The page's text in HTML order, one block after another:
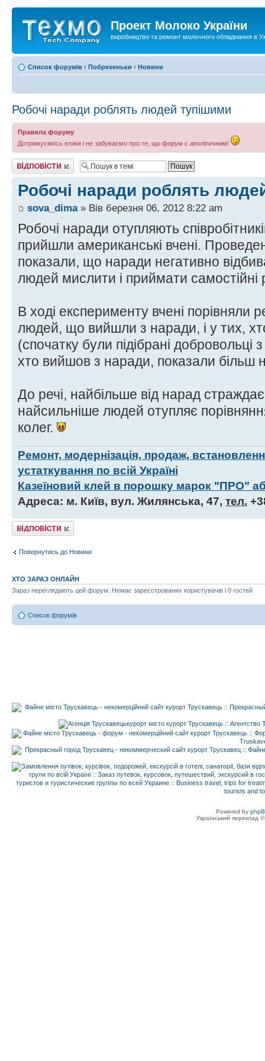
Проект Молоко України
виробництво та ремонт молочного обладнання в
Список форумів ‹ Побрехеньки ‹ Новини
Робочі наради роблять людей тупішими
Правила форуму
Дотримуємось етики і не забуваємо про те, що форум є аполітичним!
Відповісти
Робочі наради роблять
sova_dima» Вів березня 06, 2012 8:22 am
Робочі наради отупляють
прийшли американські вчені.
показали, що наради негативно
людей мислити і приймати самостійні
В ході експерименту вчені порівняли
людей, що вийшли з наради, і у тих,
(спочатку були підібрані добровольці
хто вийшов з наради, показали більш
До речі, найбільше від нарад страждає
найсильніше людей отупляє порівняння
колег.
Ремонт, модернізація, продаж,
устаткування по всій Україні
Казеїновий клей в порошку марок "ПРО"
Адреса: м. Київ, вул. Жилянська, 47, тел.
Відповісти
Повернутись до Новини
ХТО ЗАРАЗ ОНЛАЙН
Зараз переглядають цей форум: Немає зареєстрованих користувачів і 0 гостей
Список форумів
Powered by
Український переклад